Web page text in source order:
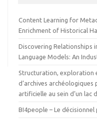
Content Learning for
Enrichment of Historical
Discovering Relationships
Language Models: An
Structuration, exploration
d’archives archéologiques
artificielle au sein d’un lac
BI4people – Le